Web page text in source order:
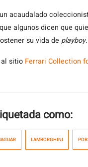
acaudalado
algunos dicen que
su vida de playboy.
sitio Ferrari Collection
como:
LAMBORGHINI